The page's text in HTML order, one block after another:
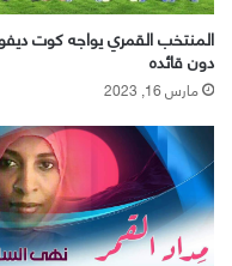
المنتخب القمري يواجه كوت
دون قائده
مارس 16, 2023